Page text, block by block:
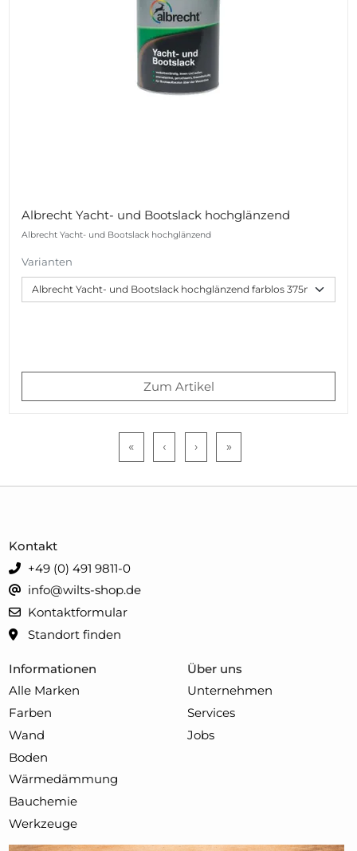
Albrecht Yacht- und Bootslack hochglänzend
Albrecht Yacht- und Bootslack hochglänzend
Varianten
Zum Artikel
« ‹ › »
Informationen
Alle Marken
Farben
Wand
Boden
Wärmedämmung
Bauchemie
Werkzeuge
Über uns
Unternehmen
Services
Jobs
Kontakt
+49 (0) 491 9811-0
info@wilts-shop.de
Kontaktformular
Standort finden